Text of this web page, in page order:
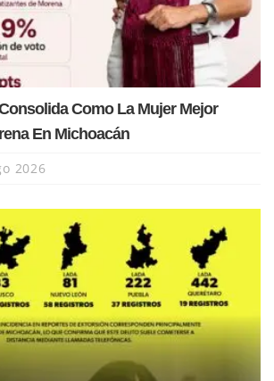
Como La Mujer Mejor
En Michoacán
2026